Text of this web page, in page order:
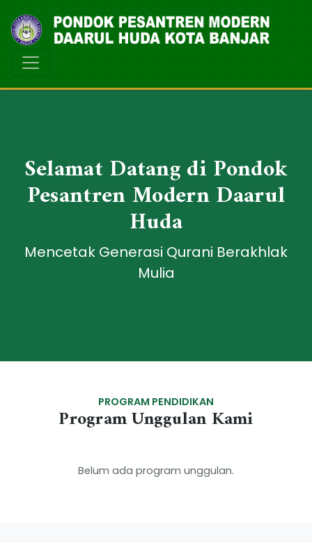
Selamat Datang di Pondok
Pesantren Modern Daarul
Huda
Mencetak Generasi Qurani Berakhlak
Mulia
PROGRAM PENDIDIKAN
Program Unggulan Kami
Belum ada program unggulan.